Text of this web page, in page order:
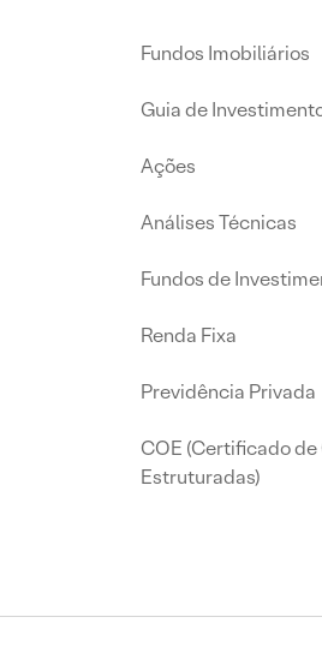
Fundos Imobiliários
Guia de
Ações
Análises Técnicas
Fundos de
Renda Fixa
Previdência Privada
COE (Certificado
Estruturadas)